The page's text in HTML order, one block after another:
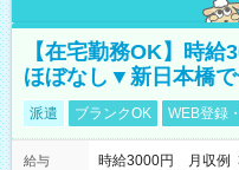
【在宅勤務OK】時
ほぼなし▼新日本橋
派遣 ブランクOK WEB登録
給与
時給3000円 月収例